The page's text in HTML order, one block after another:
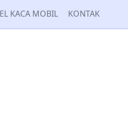
KACA MOBIL KONTAK